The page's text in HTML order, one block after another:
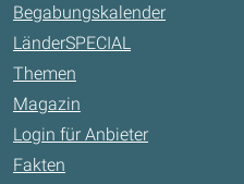
Begabungskalender
LänderSPECIAL
Themen
Magazin
Login für Anbieter
Fakten